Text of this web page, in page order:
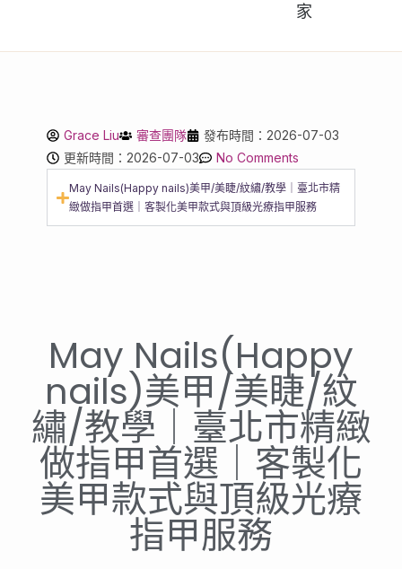
家
Grace Liu 審查團隊
發布時間：2026-07-03
更新時間：2026-07-03
No Comments
May Nails(Happy nails)美甲/美睫/紋繡/教學｜臺北市精
緻做指甲首選｜客製化美甲款式與頂級光療指甲服務
May Nails(Happy
nails)美甲/美睫/紋
繡/教學｜臺北市精緻
做指甲首選｜客製化
美甲款式與頂級光療
指甲服務